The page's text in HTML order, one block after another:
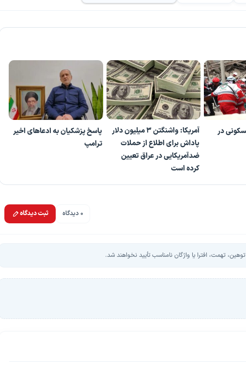
در
آمریکا: واشنگتن ۳ میلیون دلار
پاداش برای اطلاع از حملات
ضدآمریکایی در عراق تعیین
کرده است
پاسخ پزشکیان به ادعاهای اخیر
ترامپ
0 دیدگاه ثبت دیدگاه
تهمت، افترا یا واژگان نامناسب تأیید نخواهند شد.